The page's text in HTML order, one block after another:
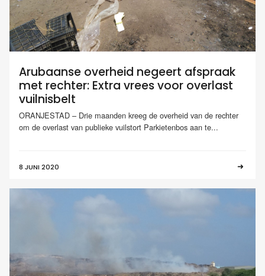
Arubaanse overheid negeert afspraak
met rechter: Extra vrees voor overlast
vuilnisbelt
ORANJESTAD – Drie maanden kreeg de overheid van de rechter
om de overlast van publieke vuilstort Parkietenbos aan te...
8 JUNI 2020